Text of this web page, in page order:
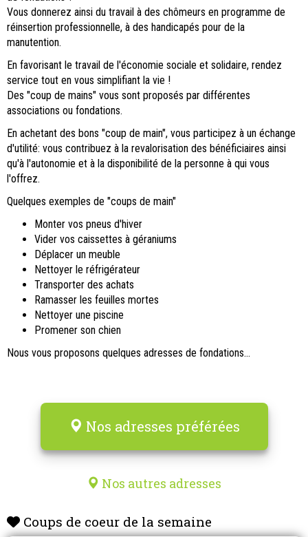
Vous donnerez ainsi du travail à des chômeurs en programme de
réinsertion professionnelle, à des handicapés pour de la
manutention.
En favorisant le travail de l'économie sociale et solidaire, rendez
service tout en vous simplifiant la vie !
Des "coup de mains" vous sont proposés par différentes
associations ou fondations.
En achetant des bons "coup de main", vous participez à un échange
d'utilité: vous contribuez à la revalorisation des bénéficiaires ainsi
qu'à l'autonomie et à la disponibilité de la personne à qui vous
l'offrez.
Quelques exemples de "coups de main"
Monter vos pneus d'hiver
Vider vos caissettes à géraniums
Déplacer un meuble
Nettoyer le réfrigérateur
Transporter des achats
Ramasser les feuilles mortes
Nettoyer une piscine
Promener son chien
Nous vous proposons quelques adresses de fondations...
Nos adresses préférées
Nos autres adresses
Coups de coeur de la semaine